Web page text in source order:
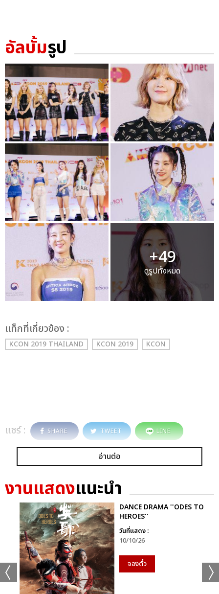
อัลบั้มรูป
+49
ดูรูปทั้งหมด
เเท็กที่เกี่ยวข้อง :
KCON 2019 THAILAND KCON 2019 KCON
แชร์ : SHARE TWEET LINE
อ่านต่อ
งานแสดงแนะนำ
DANCE DRAMA ''ODES TO
HEROES''
วันที่แสดง :
10/10/26
จองตั๋ว